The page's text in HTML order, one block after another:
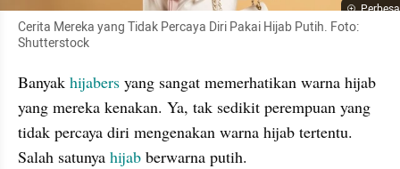
Cerita Mereka yang Tidak Percaya Diri Pakai Hijab Putih. Foto:
Shutterstock
Banyak hijabers yang sangat memerhatikan warna hijab
yang mereka kenakan. Ya, tak sedikit perempuan yang
tidak percaya diri mengenakan warna hijab tertentu.
Salah satunya hijab berwarna putih.